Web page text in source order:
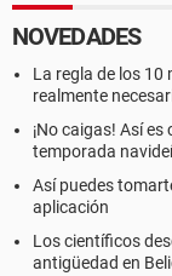
NOVEDADES
La regla de los 10
realmente
¡No caigas! Así
temporada
Así puedes
aplicación
Los científicos
antigüedad en